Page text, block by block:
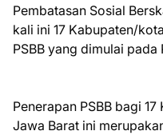
Pembatasan Sosial
kali ini 17 Kabupaten/
PSBB yang dimulai
Penerapan PSBB bagi
Jawa Barat ini